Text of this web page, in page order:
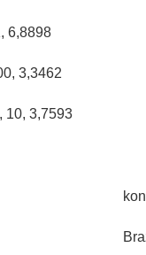
6,8898
3,3462
10, 3,7593